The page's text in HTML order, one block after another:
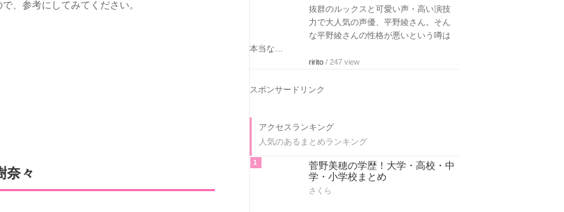
で、参考にしてみてください。
奈々
抜群のルックスと可愛い声・高い演技
力で大人気の声優、平野綾さん。そん
な平野綾さんの性格が悪いという噂は
本当な…
ririto / 247 view
スポンサードリンク
アクセスランキング
人気のあるまとめランキング
1
菅野美穂の学歴！大学・高校・中
学・小学校まとめ
さくら